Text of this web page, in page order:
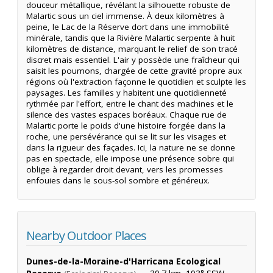
douceur métallique, révélant la silhouette robuste de
Malartic sous un ciel immense. À deux kilomètres à
peine, le Lac de la Réserve dort dans une immobilité
minérale, tandis que la Rivière Malartic serpente à huit
kilomètres de distance, marquant le relief de son tracé
discret mais essentiel. L'air y possède une fraîcheur qui
saisit les poumons, chargée de cette gravité propre aux
régions où l'extraction façonne le quotidien et sculpte les
paysages. Les familles y habitent une quotidienneté
rythmée par l'effort, entre le chant des machines et le
silence des vastes espaces boréaux. Chaque rue de
Malartic porte le poids d'une histoire forgée dans la
roche, une persévérance qui se lit sur les visages et
dans la rigueur des façades. Ici, la nature ne se donne
pas en spectacle, elle impose une présence sobre qui
oblige à regarder droit devant, vers les promesses
enfouies dans le sous-sol sombre et généreux.
Nearby Outdoor Places
Dunes-de-la-Moraine-d'Harricana Ecological